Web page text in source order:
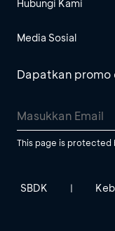
Hubungi Kami
Media Sosial
Dapatkan promo
This page is protected
SBDK |